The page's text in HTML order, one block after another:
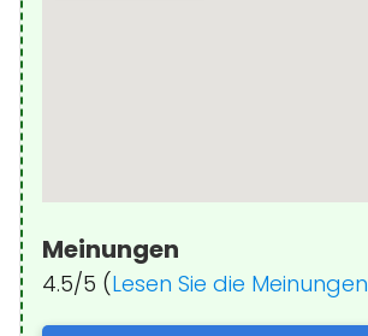
Meinungen
4.5/5 (Lesen Sie die Meinungen